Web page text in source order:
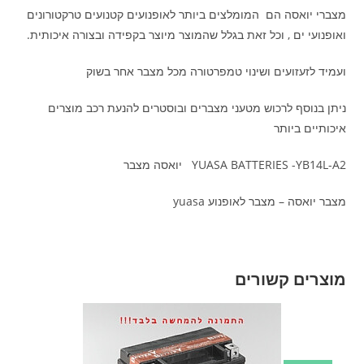
מצברי יואסה הם המומלצים ביותר לאופנועים קטנועים טרקטורונים
ואופנועי ים , וכל זאת בגלל שהמוצר מיוצר בקפידה ובצורה איכותית.
ועמיד לזעזועים ושינוי טמפרטורה מכל מצבר אחר בשוק
ניתן בנוסף לרכוש מטעני מצברים ובוסטרים להנעת רכב מוצרים
איכותיים ביותר
YUASA BATTERIES -YB14L-A2 יואסה מצבר
מצבר יואסה – מצבר לאופנוע yuasa
מוצרים קשורים